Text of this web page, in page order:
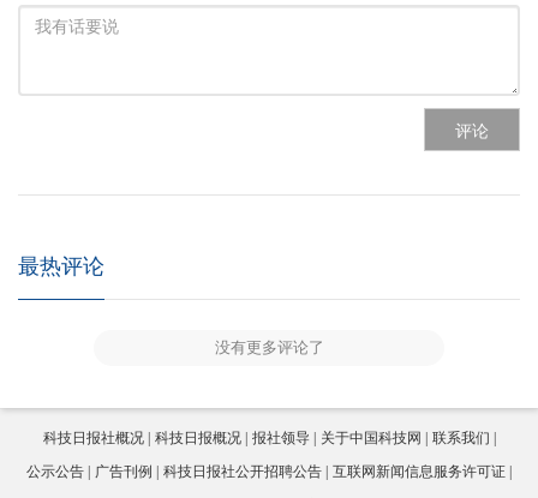
评论
最热评论
没有更多评论了
科技日报社概况 科技日报概况 报社领导 关于中国科技网
联系我们
公示公告
广告刊例 科技日报社公开招聘公告
互联网新闻信息服务许可证